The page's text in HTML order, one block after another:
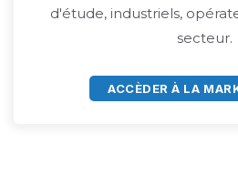
d'étude, industriels,
secteur.
ACCÈDER À LA